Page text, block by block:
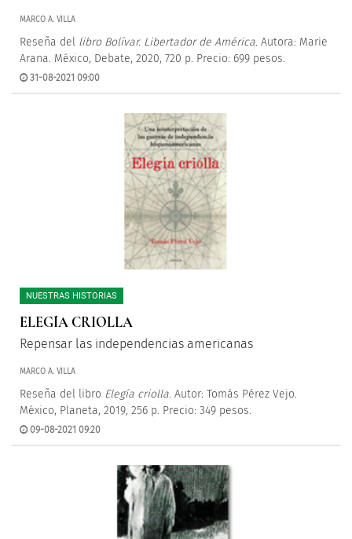
MARCO A. VILLA
Reseña del libro Bolívar. Libertador de América. Autora: Marie
Arana. México, Debate, 2020, 720 p. Precio: 699 pesos.
31-08-2021 09:00
NUESTRAS HISTORIAS
ELEGÍA CRIOLLA
Repensar las independencias americanas
MARCO A. VILLA
Reseña del libro Elegía criolla. Autor: Tomás Pérez Vejo.
México, Planeta, 2019, 256 p. Precio: 349 pesos.
09-08-2021 09:20